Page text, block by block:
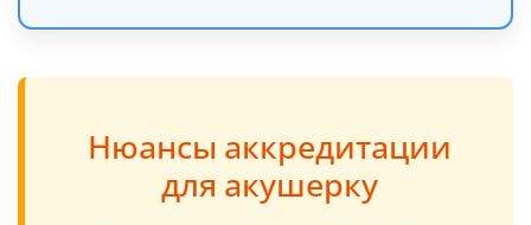
Нюансы аккредитации
для акушерку